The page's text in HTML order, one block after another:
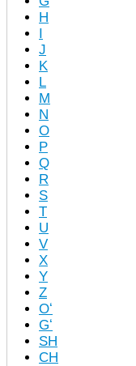
H
I
J
K
L
M
N
O
P
Q
R
S
T
U
V
X
Y
Z
Oʻ
Gʻ
SH
CH